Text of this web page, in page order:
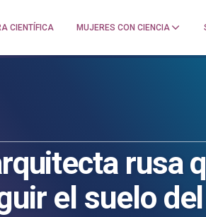
CIENTÍFICA MUJERES CON CIENCIA
rusa
el suelo